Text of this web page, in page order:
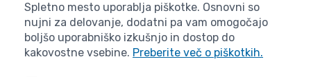
relevantnost in potencialni vpliv predloga projekta;
raziskovalna oziroma razvojna kakovost predloga
projekta;
Spletno mesto uporablja piškotke. Osnovni so
nujni za delovanje, dodatni pa vam omogočajo
boljšo uporabniško izkušnjo in dostop do
kakovostne vsebine. Preberite več o piškotkih.